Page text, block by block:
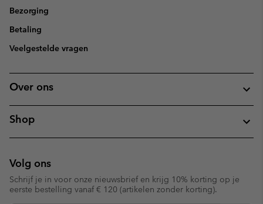
Bezorging
Betaling
Veelgestelde vragen
Over ons
Shop
Volg ons
Schrijf je in voor onze nieuwsbrief en krijg 10% korting op je
eerste bestelling vanaf € 120 (artikelen zonder korting).